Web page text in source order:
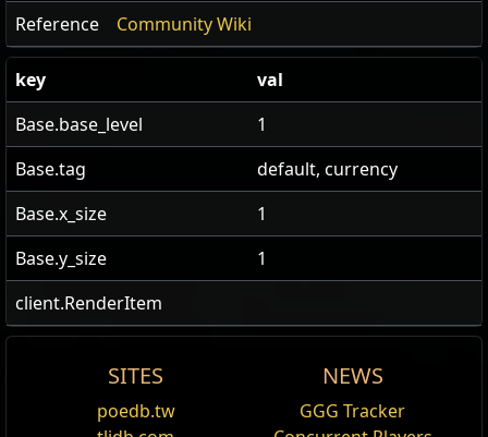
Reference Community Wiki
key
val
Base.base_level
1
Base.tag
default, currency
Base.x_size
1
Base.y_size
1
client.RenderItem
直接從商店買 Recipe /1
Ingredient Editar
Scroll of Wisdom
SITES
poedb.tw
NEWS
GGG Tracker